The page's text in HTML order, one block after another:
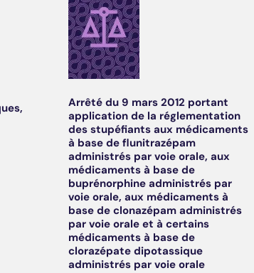
Arrêté du 9 mars 2012 portant
application de la réglementation
des stupéfiants aux médicaments
à base de flunitrazépam
administrés par voie orale, aux
médicaments à base de
buprénorphine administrés par
voie orale, aux médicaments à
base de clonazépam administrés
par voie orale et à certains
médicaments à base de
clorazépate dipotassique
administrés par voie orale